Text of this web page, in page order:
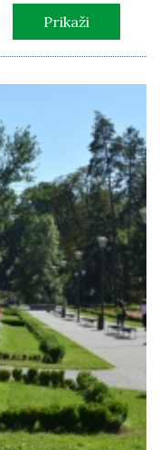
Prikaži